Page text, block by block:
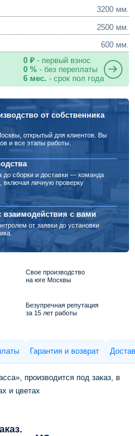
3200 мм.
2500 мм.
600 мм.
0 ₽- первый взнос
0 %- без переплаты
6 мес. - срок пол года
от собственника
открытый для клиентов. Вы
и все этапы работы.
до сборки и доставки — команда
включая личную проверку
с вами
от заявки до установки
Свое производство
на юге Москвы
Безупречная репутация
за 15 лет работы
оплаты Гарантия и возврат
производится под заказ, в
и цветах